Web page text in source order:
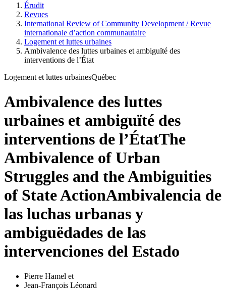
Érudit
Revues
International Review of Community Development / Revue
internationale d’action communautaire
Logement et luttes urbaines
Ambivalence des luttes urbaines et ambiguïté des
interventions de l’État
Logement et luttes urbainesQuébec
Ambivalence des luttes
urbaines et ambiguïté des
interventions de l’ÉtatThe
Ambivalence of Urban
Struggles and the Ambiguities
of State ActionAmbivalencia de
las luchas urbanas y
ambiguëdades de las
intervenciones del Estado
Pierre Hamel et
Jean-François Léonard